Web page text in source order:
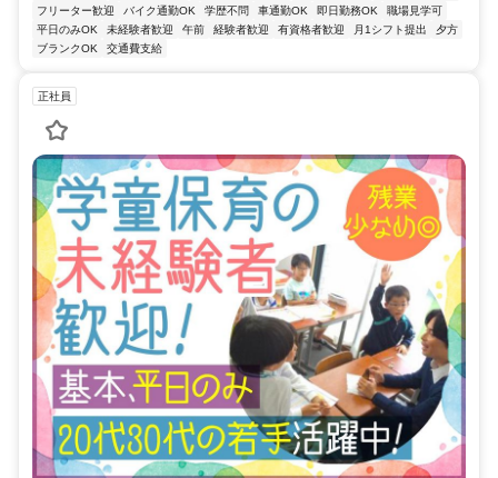
フリーター歓迎
バイク通勤OK 学歴不問 車通勤OK 即日勤務OK
職場見学可
平日のみOK
未経験者歓迎 午前 経験者歓迎 有資格者歓迎 月1シフト提出
夕方
ブランクOK
交通費支給
正社員